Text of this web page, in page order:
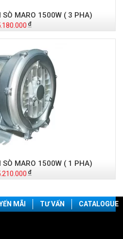
SÒ MARO 1500W ( 3 PHA)
SÒ MARO 1500W ( 1 PHA)
MÃI TƯ VẤN CATALOGUE